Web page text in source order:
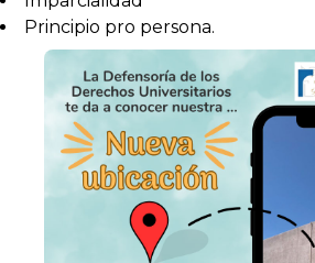
Principio pro persona.